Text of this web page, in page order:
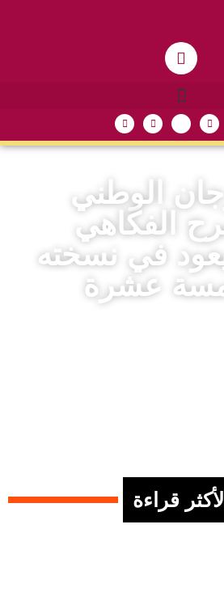
الوطني
الفكاهي
يعود في نسخته
عشرة
الأكثر قراءة